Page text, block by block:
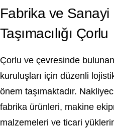
Fabrika ve Sanayi
Taşımacılığı Çorlu
Çorlu ve çevresinde
kuruluşları için düzenli
önem taşımaktadır.
fabrika ürünleri, makine
malzemeleri ve ticari